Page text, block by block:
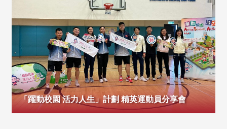
「躍動校園 活力人生」計劃 精英運動員分享會